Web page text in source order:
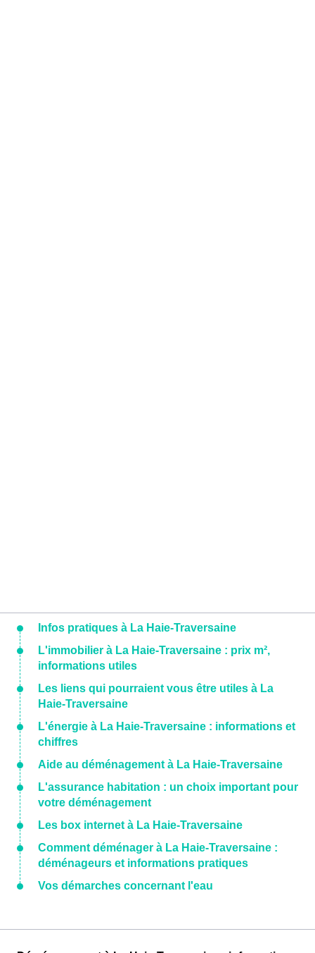
Infos pratiques à La Haie-Traversaine
L'immobilier à La Haie-Traversaine : prix m²,
informations utiles
Les liens qui pourraient vous être utiles à La
Haie-Traversaine
L'énergie à La Haie-Traversaine : informations et
chiffres
Aide au déménagement à La Haie-Traversaine
L'assurance habitation : un choix important pour
votre déménagement
Les box internet à La Haie-Traversaine
Comment déménager à La Haie-Traversaine :
déménageurs et informations pratiques
Vos démarches concernant l'eau